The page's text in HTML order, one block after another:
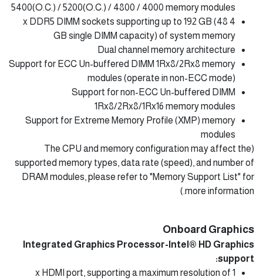
5400(O.C.) / 5200(O.C.) / 4800 / 4000 memory modules
4 x DDR5 DIMM sockets supporting up to 192 GB (48
GB single DIMM capacity) of system memory
Dual channel memory architecture
Support for ECC Un-buffered DIMM 1Rx8/2Rx8 memory
modules (operate in non-ECC mode)
Support for non-ECC Un-buffered DIMM
1Rx8/2Rx8/1Rx16 memory modules
Support for Extreme Memory Profile (XMP) memory
modules
(The CPU and memory configuration may affect the
supported memory types, data rate (speed), and number of
DRAM modules, please refer to "Memory Support List" for
more information.)
Onboard Graphics
Integrated Graphics Processor-Intel® HD Graphics
support:
1 x HDMI port, supporting a maximum resolution of